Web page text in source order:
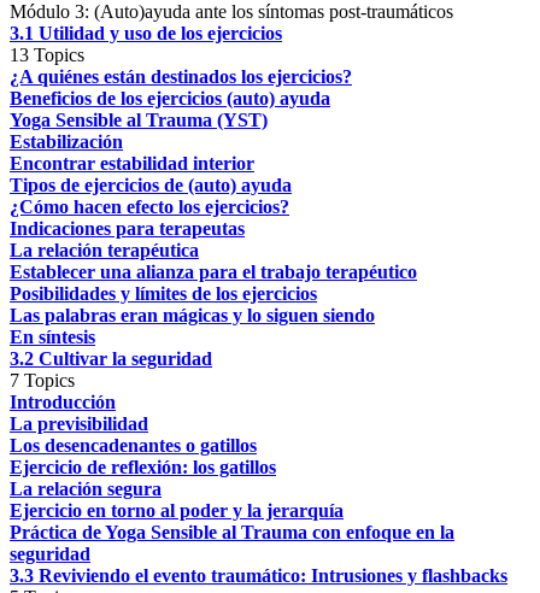
Módulo 3: (Auto)ayuda ante los síntomas post-traumáticos
3.1 Utilidad y uso de los ejercicios
13 Topics
¿A quiénes están destinados los ejercicios?
Beneficios de los ejercicios (auto) ayuda
Yoga Sensible al Trauma (YST)
Estabilización
Encontrar estabilidad interior
Tipos de ejercicios de (auto) ayuda
¿Cómo hacen efecto los ejercicios?
Indicaciones para terapeutas
La relación terapéutica
Establecer una alianza para el trabajo terapéutico
Posibilidades y límites de los ejercicios
Las palabras eran mágicas y lo siguen siendo
En síntesis
3.2 Cultivar la seguridad
7 Topics
Introducción
La previsibilidad
Los desencadenantes o gatillos
Ejercicio de reflexión: los gatillos
La relación segura
Ejercicio en torno al poder y la jerarquía
Práctica de Yoga Sensible al Trauma con enfoque en la
seguridad
3.3 Reviviendo el evento traumático: Intrusiones y flashbacks